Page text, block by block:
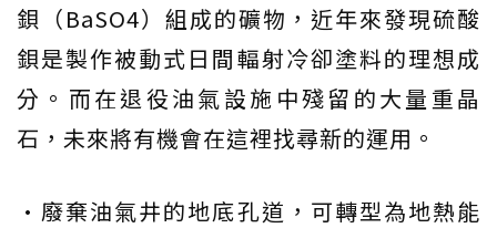
鋇（BaSO4）組成的礦物，近年來發現硫酸
鋇是製作被動式日間輻射冷卻塗料的理想成
分。而在退役油氣設施中殘留的大量重晶
石，未來將有機會在這裡找尋新的運用。
•廢棄油氣井的地底孔道，可轉型為地熱能